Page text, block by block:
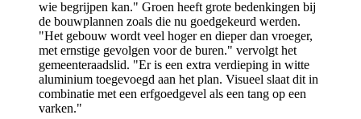
wie begrijpen kan." Groen heeft grote bedenkingen bij
de bouwplannen zoals die nu goedgekeurd werden.
"Het gebouw wordt veel hoger en dieper dan vroeger,
met ernstige gevolgen voor de buren." vervolgt het
gemeenteraadslid. "Er is een extra verdieping in witte
aluminium toegevoegd aan het plan. Visueel slaat dit in
combinatie met een erfgoedgevel als een tang op een
varken."